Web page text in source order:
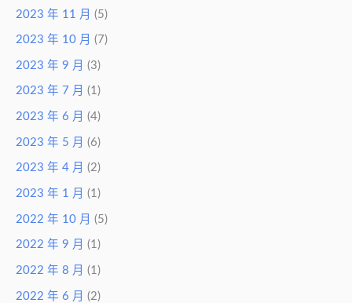
2023 年 11 月 (5)
2023 年 10 月 (7)
2023 年 9 月 (3)
2023 年 7 月 (1)
2023 年 6 月 (4)
2023 年 5 月 (6)
2023 年 4 月 (2)
2023 年 1 月 (1)
2022 年 10 月 (5)
2022 年 9 月 (1)
2022 年 8 月 (1)
2022 年 6 月 (2)